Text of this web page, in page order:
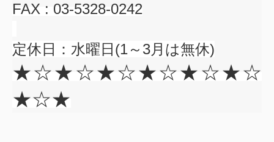
FAX : 03-5328-0242
定休日：水曜日(1～3月は無休)
★☆★☆★☆★☆★☆★☆
★☆★